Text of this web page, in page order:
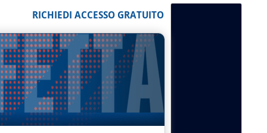
RICHIEDI ACCESSO GRATUITO